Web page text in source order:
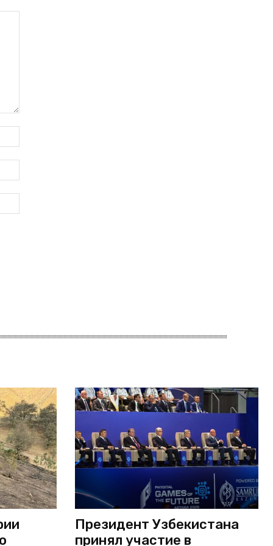
почта:*
Сайт:
Президент Узбекистана
принял участие в